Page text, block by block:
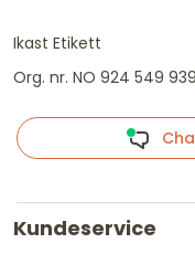
Ikast Etikett
Org. nr. NO 924 549 939
Kundeservice